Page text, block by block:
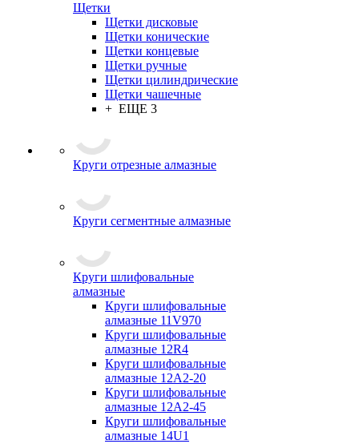
Щетки
Щетки дисковые
Щетки конические
Щетки концевые
Щетки ручные
Щетки цилиндрические
Щетки чашечные
+ ЕЩЕ 3
Круги отрезные алмазные
Круги сегментные алмазные
Круги шлифовальные
алмазные
Круги шлифовальные
алмазные 11V970
Круги шлифовальные
алмазные 12R4
Круги шлифовальные
алмазные 12А2-20
Круги шлифовальные
алмазные 12А2-45
Круги шлифовальные
алмазные 14U1